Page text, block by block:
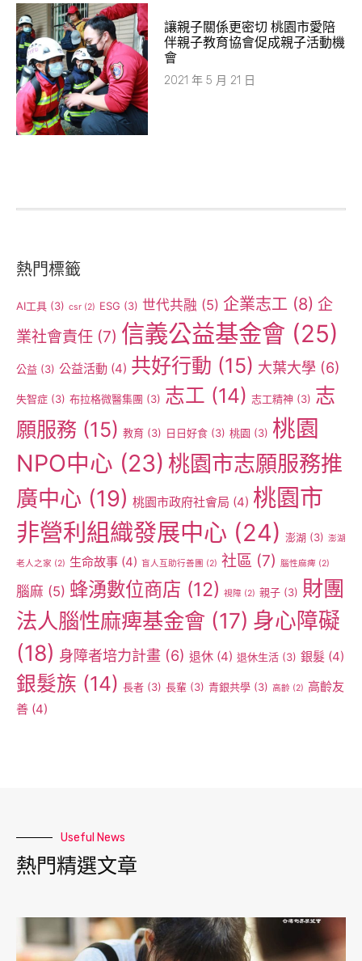
讓親子關係更密切 桃園市愛陪
伴親子教育協會促成親子活動機
會
2021 年 5 月 21 日
熱門標籤
AI工具 (3) csr (2) ESG (3) 世代共融 (5) 企業志工 (8) 企
業社會責任 (7) 信義公益基金會 (25)
公益 (3) 公益活動 (4) 共好行動 (15) 大葉大學 (6)
失智症 (3) 布拉格微醫集團 (3) 志工 (14) 志工精神 (3) 志
願服務 (15) 教育 (3) 日日好食 (3) 桃園 (3) 桃園
NPO中心 (23) 桃園市志願服務推
廣中心 (19) 桃園市政府社會局 (4) 桃園市
非營利組織發展中心 (24) 澎湖 (3) 澎湖
老人之家 (2) 生命故事 (4) 盲人互助行善團 (2) 社區 (7) 腦性麻痺 (2)
腦麻 (5) 蜂湧數位商店 (12) 視障 (2) 親子 (3) 財團
法人腦性麻痺基金會 (17) 身心障礙
(18) 身障者培力計畫 (6) 退休 (4) 退休生活 (3) 銀髮 (4)
銀髮族 (14) 長者 (3) 長輩 (3) 青銀共學 (3) 高齡 (2) 高齡友
善 (4)
Useful News
熱門精選文章